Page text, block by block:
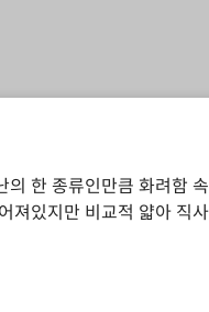
한 종류인만큼 화려함
져있지만 비교적 얇아 직